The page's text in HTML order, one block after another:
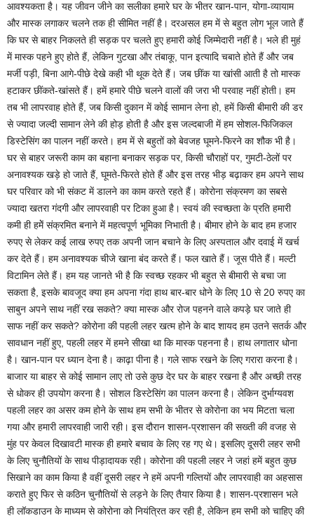
आवश्यकता है। यह जीवन जीने का सलीका हमारे घर के भीतर खान-पान, योगा-व्यायाम
और मास्क लगाकर चलने तक ही सीमित नहीं है। दरअसल हम में से बहुत लोग भूल जाते हैं
कि घर से बाहर निकलते ही सड़क पर चलते हुए हमारी कोई जिम्मेदारी नहीं है। भले ही मुहं
में मास्क पहने हुए होते हैं, लेकिन गुटखा और तंबाकू, पान इत्यादि चबाते होते हैं और जब
मर्जी पड़ी, बिना आगे-पीछे देखे कही भी थूक देते हैं। जब छींक या खांसी आती है तो मास्क
हटाकर छींकते-खांसते हैं। हमें हमारे पीछे चलने वालों की जरा भी परवाह नहीं होती। हम
तब भी लापरवाह होते हैं, जब किसी दुकान में कोई सामान लेना हो, हमें किसी बीमारी की डर
से ज्यादा जल्दी सामान लेने की होड़ होती है और इस जल्दबाजी में हम सोशल-फिजिकल
डिस्टेसिंग का पालन नहीं करते। हम में से बहुतों को बेवजह घूमने-फिरने का शौक भी है।
घर से बाहर जरूरी काम का बहाना बनाकर सड़क पर, किसी चौराहों पर, गुमटी-ठेलों पर
अनावश्यक खड़े हो जाते हैं, घूमते-फिरते होते हैं और इस तरह भीड़ बढ़ाकर हम अपने साथ
घर परिवार को भी संकट में डालने का काम करते रहते हैं। कोरोना संक्रमण का सबसे
ज्यादा खतरा गंदगी और लापरवाही पर टिका हुआ है। स्वयं की स्वच्छता के प्रति हमारी
कमी ही हमेें संक्रमित बनाने में महत्वपूर्ण भूमिका निभाती है। बीमार होने के बाद हम हजार
रुपए से लेकर कई लाख रुपए तक अपनी जान बचाने के लिए अस्पताल और दवाई में खर्च
कर देते हैं। हम अनावश्यक चीजे खाना बंद करते हैं। फल खाते हैं। जूस पीते हैं। मल्टी
विटामिन लेते हैं। हम यह जानते भी है कि स्वच्छ रहकर भी बहुत से बीमारी से बचा जा
सकता है, इसके बावजूद क्या हम अपना गंदा हाथ बार-बार धोने के लिए 10 से 20 रुपए का
साबुन अपने साथ नहीं रख सकते? क्या मास्क और रोज पहनने वाले कपड़े घर जाते ही
साफ नहीं कर सकते? कोरोना की पहली लहर खत्म होने के बाद शायद हम उतने सतर्क और
सावधान नहीं हुए, पहली लहर में हमने सीखा था कि मास्क पहनना है। हाथ लगातार धोना
है। खान-पान पर ध्यान देना है। काढ़ा पीना है। गले साफ रखने के लिए गरारा करना है।
बाजार या बाहर से कोई सामान लाए तो उसे कुछ देर घर के बाहर रखना है और अच्छी तरह
से धोकर ही उपयोग करना है। सोशल डिस्टेसिंग का पालन करना है। लेकिन दुर्भाग्यवश
पहली लहर का असर कम होने के साथ हम सभी के भीतर से कोरोना का भय मिटता चला
गया और हमारी लापरवाही जारी रही। इस दौरान शासन-प्रशासन की सख्ती की वजह से
मुंह पर केवल दिखावटी मास्क ही हमारे बचाव के लिए रह गए थे। इसलिए दूसरी लहर सभी
के लिए चुनौतियों के साथ पीड़ादायक रही। कोरोना की पहली लहर ने जहां हमें बहुत कुछ
सिखाने का काम किया है वहीं दूसरी लहर ने हमें अपनी गल्तियों और लापरवाही का अहसास
कराते हुए फिर से कठिन चुनौतियों से लड़ने के लिए तैयार किया है। शासन-प्रशासन भले
ही लॉकडाउन के माध्यम से कोरोना को नियंत्रित कर रही है, लेकिन हम सभी को चाहिए की